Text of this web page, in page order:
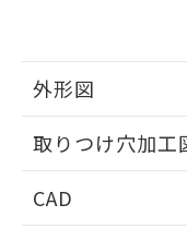
外形図
取りつけ穴加工
CAD
用者の
※本証明書は
るもので、過
ものではあり
物質の対応で
荷製品に未